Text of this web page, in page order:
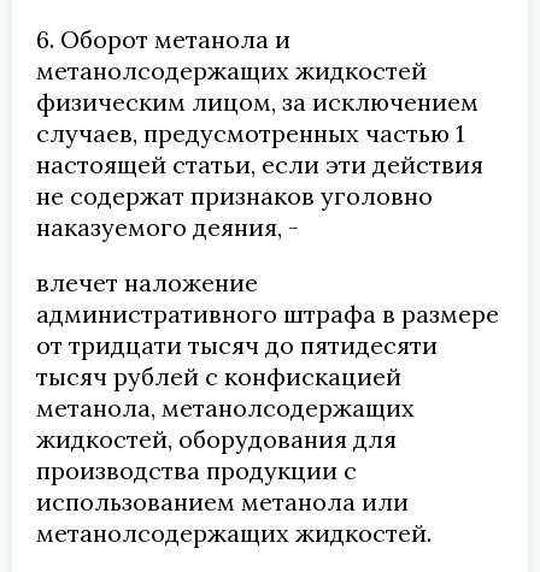
6. Оборот метанола и
метанолсодержащих жидкостей
физическим лицом, за исключением
случаев, предусмотренных частью 1
настоящей статьи, если эти действия
не содержат признаков уголовно
наказуемого деяния, -
влечет наложение
административного штрафа в размере
от тридцати тысяч до пятидесяти
тысяч рублей с конфискацией
метанола, метанолсодержащих
жидкостей, оборудования для
производства продукции с
использованием метанола или
метанолсодержащих жидкостей.